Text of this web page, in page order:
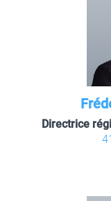
Directrice